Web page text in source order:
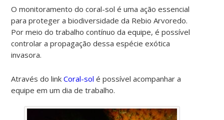
O monitoramento do coral-sol é uma ação essencial
para proteger a biodiversidade da Rebio Arvoredo.
Por meio do trabalho contínuo da equipe, é possível
controlar a propagação dessa espécie exótica
invasora.
Através do linkCoral-sol é possível acompanhar a
equipe em um dia de trabalho.